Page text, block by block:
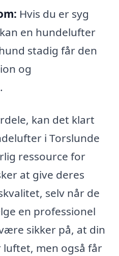
Hvis du er syg
en hundelufter
stadig får den
og
kan det klart
i Torslunde
ressource for
at give deres
selv når de
en professionel
sikker på, at din
men også får